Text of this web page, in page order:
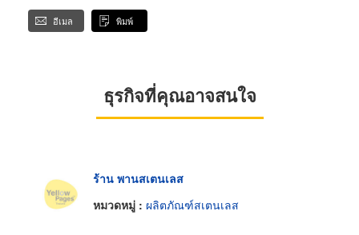
อีเมล พิมพ์
ธุรกิจที่คุณอาจสนใจ
ร้าน พานสเตนเลส
หมวดหมู่ : ผลิตภัณฑ์สเตนเลส